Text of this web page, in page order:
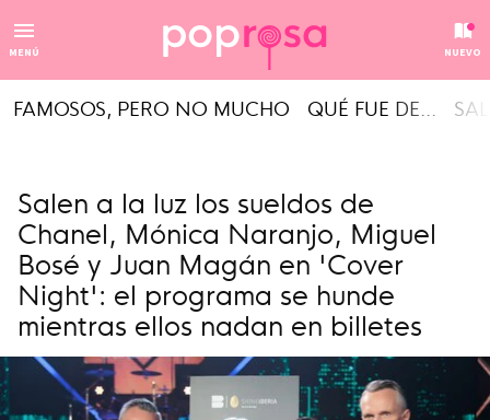
MENÚ NUEVO
FAMOSOS, PERO NO MUCHO QUÉ FUE DE...
Salen a la luz los sueldos de
Chanel, Mónica Naranjo, Miguel
Bosé y Juan Magán en 'Cover
Night': el programa se hunde
mientras ellos nadan en billetes